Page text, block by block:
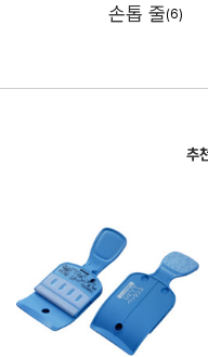
손톱 줄(6)
추